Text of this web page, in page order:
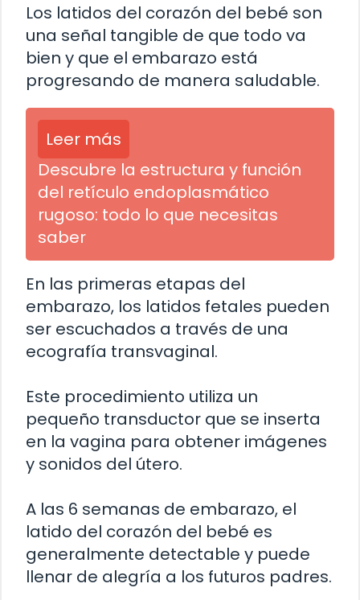
Los latidos del corazón del bebé son
una señal tangible de que todo va
bien y que el embarazo está
progresando de manera saludable.
Leer más
Descubre la estructura y función
del retículo endoplasmático
rugoso: todo lo que necesitas
saber
En las primeras etapas del
embarazo, los latidos fetales pueden
ser escuchados a través de una
ecografía transvaginal.
Este procedimiento utiliza un
pequeño transductor que se inserta
en la vagina para obtener imágenes
y sonidos del útero.
A las 6 semanas de embarazo, el
latido del corazón del bebé es
generalmente detectable y puede
llenar de alegría a los futuros padres.